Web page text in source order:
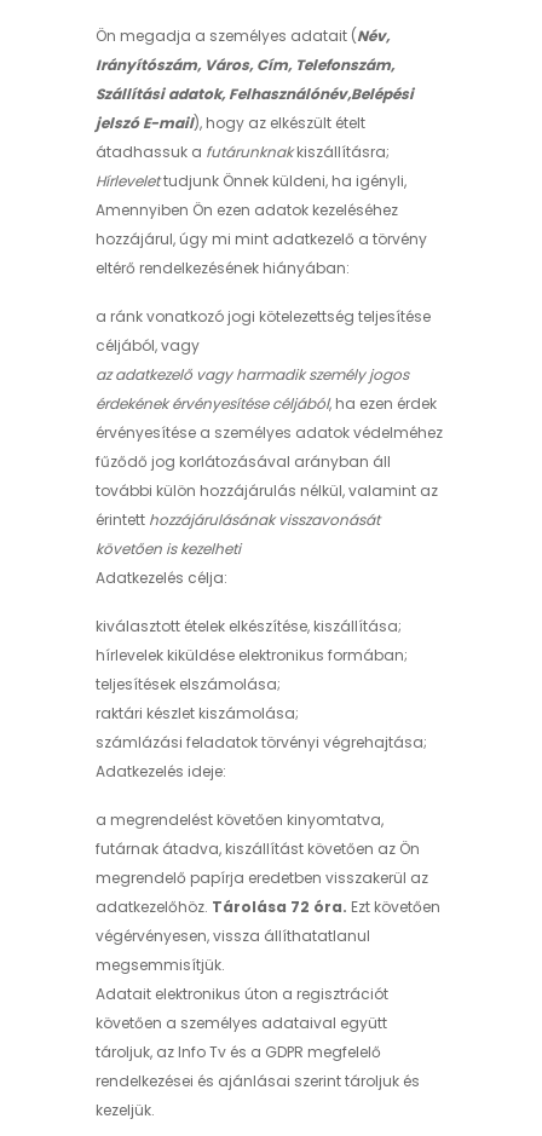
Ön megadja a személyes adatait (Név,
Irányítószám, Város, Cím, Telefonszám,
Szállítási adatok, Felhasználónév,Belépési
jelszó E-mail), hogy az elkészült ételt
átadhassuk a futárunknakkiszállításra;
Hírlevelettudjunk Önnek küldeni, ha igényli,
Amennyiben Ön ezen adatok kezeléséhez
hozzájárul, úgy mi mint adatkezelő a törvény
eltérő rendelkezésének hiányában:
a ránk vonatkozó jogi kötelezettség teljesítése
céljából, vagy
az adatkezelő vagy harmadik személy jogos
érdekének érvényesítése céljából, ha ezen érdek
érvényesítése a személyes adatok védelméhez
fűződő jog korlátozásával arányban áll
további külön hozzájárulás nélkül, valamint az
érintett hozzájárulásának visszavonását
követően is kezelheti
Adatkezelés célja:
kiválasztott ételek elkészítése, kiszállítása;
hírlevelek kiküldése elektronikus formában;
teljesítések elszámolása;
raktári készlet kiszámolása;
számlázási feladatok törvényi végrehajtása;
Adatkezelés ideje:
a megrendelést követően kinyomtatva,
futárnak átadva, kiszállítást követően az Ön
megrendelő papírja eredetben visszakerül az
adatkezelőhöz. Tárolása 72 óra. Ezt követően
végérvényesen, vissza állíthatatlanul
megsemmisítjük.
Adatait elektronikus úton a regisztrációt
követően a személyes adataival együtt
tároljuk, az Info Tv és a GDPR megfelelő
rendelkezései és ajánlásai szerint tároljuk és
kezeljük.